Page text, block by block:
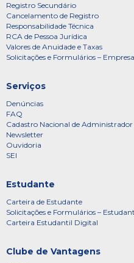
Registro Secundário
Cancelamento de Registro
Responsabilidade Técnica
RCA de Pessoa Jurídica
Valores de Anuidade e Taxas
Solicitações e Formulários – Empresa
Serviços
Denúncias
FAQ
Cadastro Nacional de
Newsletter
Ouvidoria
SEI
Estudante
Carteira de Estudante
Solicitações e Formulários –
Carteira Estudantil Digital
Clube de Vantagens